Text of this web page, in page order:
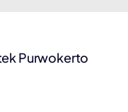
Purwokerto